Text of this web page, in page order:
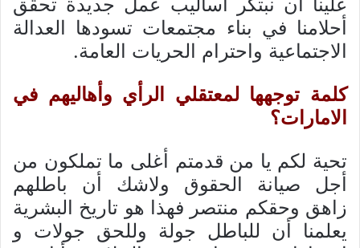
أحلامنا في بناء مجتمعات تسودها العدالة
الاجتماعية واحترام الحريات العامة.
كلمة توجهها لمعتقلي الرأي وأهاليهم في
الامارات؟
تحية لكم يا من قدمتم أغلى ما تملكون من
أجل صيانة الحقوق ولاشك أن باطلهم
زاهق وحقكم منتصر فهذا هو تاريخ البشرية
يعلمنا أن للباطل جولة وللحق جولات و